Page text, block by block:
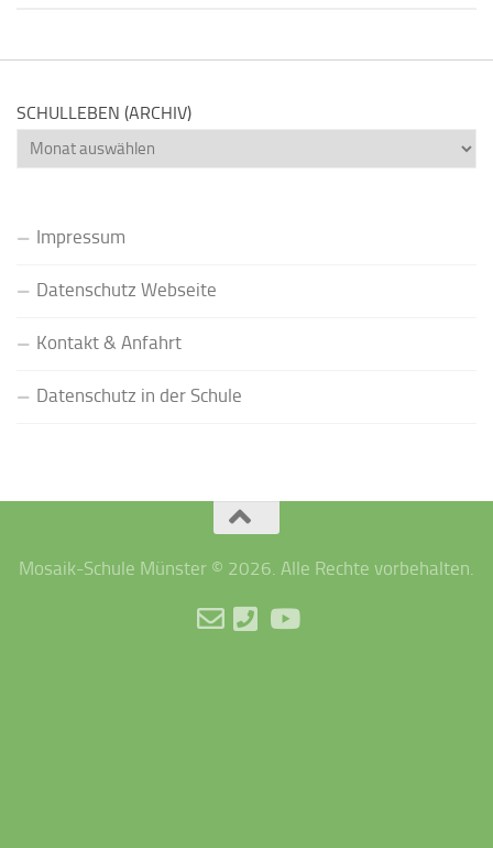
SCHULLEBEN (ARCHIV)
Schulleben
(Archiv)
Impressum
Datenschutz Webseite
Kontakt & Anfahrt
Datenschutz in der Schule
Mosaik-Schule Münster © 2026. Alle Rechte vorbehalten.